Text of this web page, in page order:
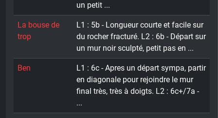
un petit ...
La bouse de
trop
L1 : 5b - Longueur courte et facile sur
du rocher fracturé. L2 : 6b - Départ sur
un mur noir sculpté, petit pas en ...
Ben
L1 : 6c - Apres un départ sympa, partir
en diagonale pour rejoindre le mur
final très, très à doigts. L2 : 6c+/7a -
...